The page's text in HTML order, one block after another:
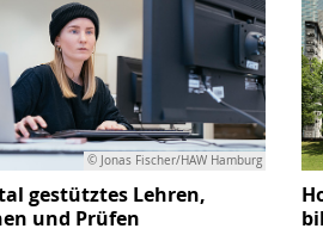
© Jonas Fischer/HAW Hamburg
gestütztes Lehren,
und Prüfen